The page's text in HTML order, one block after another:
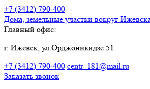
+7 (3412) 790-400
Дома, земельные участки вокруг
Главный офис:
г. Ижевск, ул.Орджоникидзе 51
+7 (3412) 790-400 centr_181@mail.ru
Заказать звонок